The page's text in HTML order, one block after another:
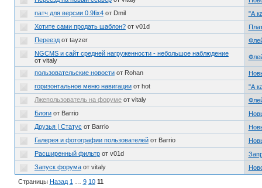
патч для версии 0.9fix4 от Dmil
"А
Хотите сами продать шаблон? от v01d
Переезд от tayzer
NGCMS и сайт средней нагруженности - небольшое наблюдение
от vitaly
пользовательские новости от Rohan
горизонтальное меню навигации от hot
"А
Лжепользователь на форуме от vitaly
Блоги от Barrio
Друзья | Статус от Barrio
Галерея и фотографии пользователей от Barrio
Расширенный фильтр от v01d
Запуск форума от vitaly
Страницы Назад 1 9 10 11